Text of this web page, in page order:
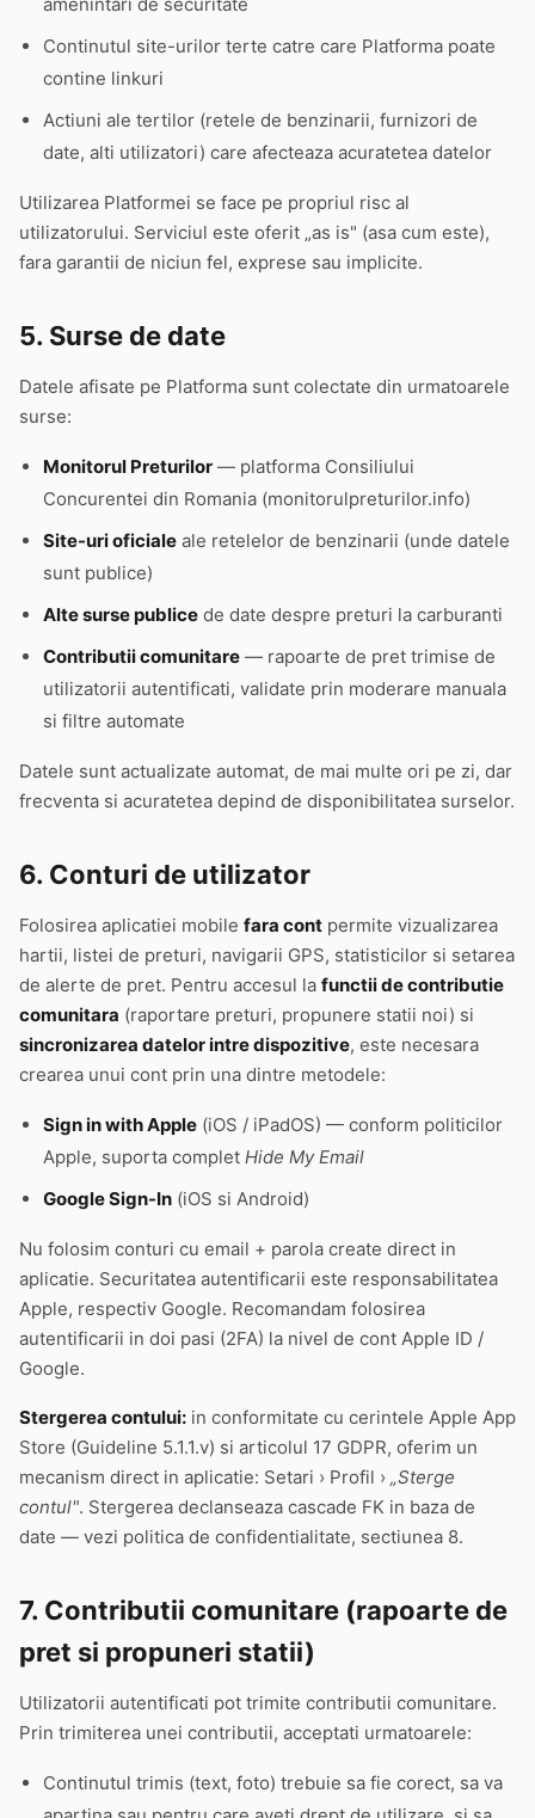
Continutul site-urilor terte catre care Platforma poate
contine linkuri
Actiuni ale tertilor (retele de benzinarii, furnizori de
date, alti utilizatori) care afecteaza acuratetea datelor
Utilizarea Platformei se face pe propriul risc al
utilizatorului. Serviciul este oferit „as is" (asa cum este),
fara garantii de niciun fel, exprese sau implicite.
5. Surse de date
Datele afisate pe Platforma sunt colectate din urmatoarele
surse:
Monitorul Preturilor — platforma Consiliului
Concurentei din Romania (monitorulpreturilor.info)
Site-uri oficiale ale retelelor de benzinarii (unde datele
sunt publice)
Alte surse publice de date despre preturi la carburanti
Contributii comunitare — rapoarte de pret trimise de
utilizatorii autentificati, validate prin moderare manuala
si filtre automate
Datele sunt actualizate automat, de mai multe ori pe zi, dar
frecventa si acuratetea depind de disponibilitatea surselor.
6. Conturi de utilizator
Folosirea aplicatiei mobile fara cont permite vizualizarea
hartii, listei de preturi, navigarii GPS, statisticilor si setarea
de alerte de pret. Pentru accesul la functii de contributie
comunitara (raportare preturi, propunere statii noi) si
sincronizarea datelor intre dispozitive, este necesara
crearea unui cont prin una dintre metodele:
Sign in with Apple (iOS / iPadOS) — conform politicilor
Apple, suporta complet Hide My Email
Google Sign-In (iOS si Android)
Nu folosim conturi cu email + parola create direct in
aplicatie. Securitatea autentificarii este responsabilitatea
Apple, respectiv Google. Recomandam folosirea
autentificarii in doi pasi (2FA) la nivel de cont Apple ID /
Google.
Stergerea contului: in conformitate cu cerintele Apple App
Store (Guideline 5.1.1.v) si articolul 17 GDPR, oferim un
mecanism direct in aplicatie: Setari › Profil › „Sterge
contul". Stergerea declanseaza cascade FK in baza de
date — vezi politica de confidentialitate, sectiunea 8.
7. Contributii comunitare (rapoarte de
pret si propuneri statii)
Utilizatorii autentificati pot trimite contributii comunitare.
Prin trimiterea unei contributii, acceptati urmatoarele:
Continutul trimis (text, foto) trebuie sa fie corect, sa va